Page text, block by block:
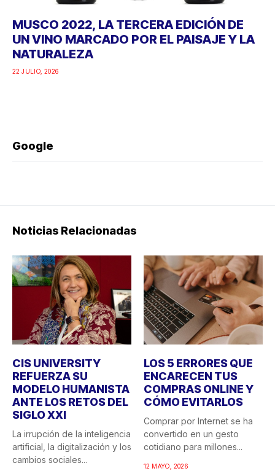
MUSCO 2022, LA TERCERA EDICIÓN DE
UN VINO MARCADO POR EL PAISAJE Y LA
NATURALEZA
22 JULIO, 2026
Google
Noticias Relacionadas
CIS UNIVERSITY
REFUERZA SU
MODELO HUMANISTA
ANTE LOS RETOS DEL
SIGLO XXI
La irrupción de la inteligencia
artificial, la digitalización y los
cambios sociales...
LOS 5 ERRORES QUE
ENCARECEN TUS
COMPRAS ONLINE Y
CÓMO EVITARLOS
Comprar por Internet se ha
convertido en un gesto
cotidiano para millones...
12 MAYO, 2026